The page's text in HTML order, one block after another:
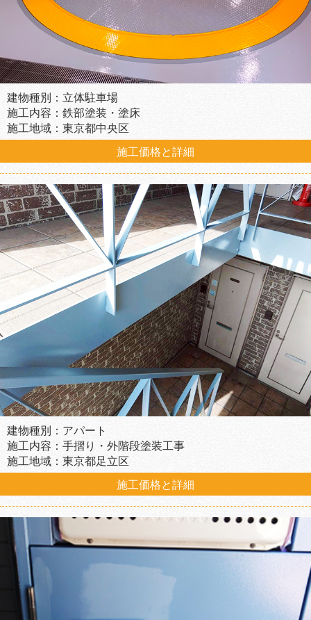
建物種別：立体駐車場
施工内容：鉄部塗装・塗床
施工地域：東京都中央区
施工価格と詳細
建物種別：アパート
施工内容：手摺り・外階段塗装工事
施工地域：東京都足立区
施工価格と詳細